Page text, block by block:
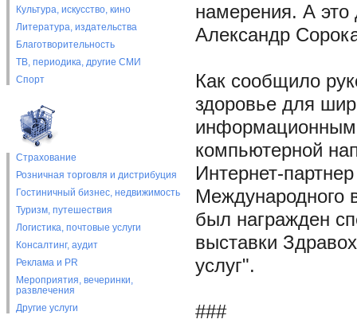
Культура, искусство, кино
Литература, издательства
Благотворительность
ТВ, периодика, другие СМИ
Спорт
Страхование
Розничная торговля и дистрибуция
Гостиничный бизнес, недвижимость
Туризм, путешествия
Логистика, почтовые услуги
Консалтинг, аудит
Реклама и PR
Мероприятия, вечеринки,
развлечения
Другие услуги
намерения. А это
Александр
Как сообщило
здоровье для
информационным
компьютерной
Интернет-
Международного
был награжден
выставки
услуг".
###